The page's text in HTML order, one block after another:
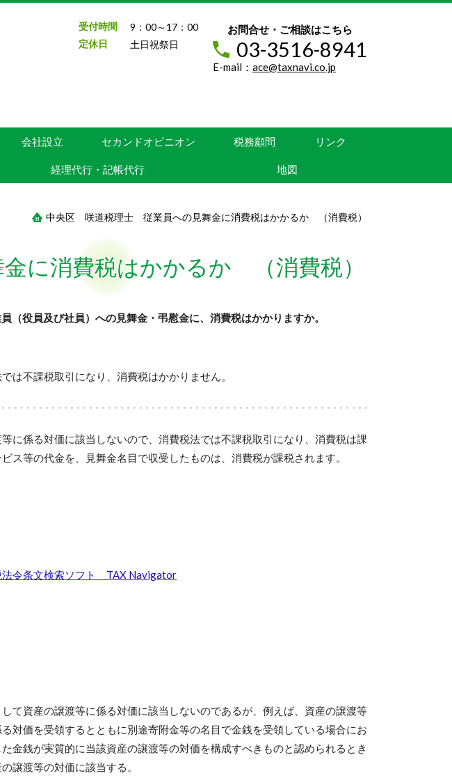
受付時間
9：00～17：00
定休日
土日祝祭日
お問合せ・ご相談はこちら
03-3516-8941
E-mail： ace@taxnavi.co.jp
会社設立 セカンドオピニオン 税務顧問 リンク
経理代行・記帳代行 地図
中央区 咲道税理士 従業員への見舞金に消費税はかかるか （消費税）
に消費税はかかるか （消費税）
（役員及び社員）への見舞金・弔慰金に、消費税はかかりますか。
は不課税取引になり、消費税はかかりません。
に係る対価に該当しないので、消費税法では不課税取引になり、消費税は課
ス等の代金を、見舞金名目で収受したものは、消費税が課税されます。
令条文検索ソフト TAX Navigator
て資産の譲渡等に係る対価に該当しないのであるが、例えば、資産の譲渡等
対価を受領するとともに別途寄附金等の名目で金銭を受領している場合にお
金銭が実質的に当該資産の譲渡等の対価を構成すべきものと認められるとき
譲渡等の対価に該当する。